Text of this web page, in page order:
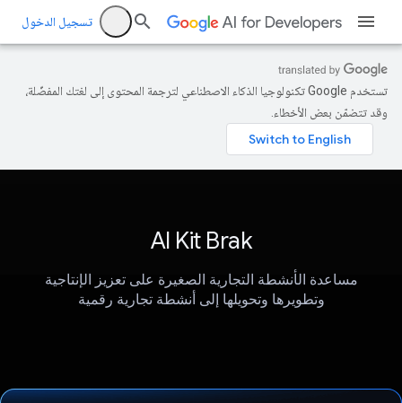
تسجيل الدخول
تستخدم Google تكنولوجيا الذكاء الاصطناعي لترجمة المحتوى إلى لغتك المفضّلة،
وقد تتضمّن بعض الأخطاء.
AI Kit Brak
مساعدة الأنشطة التجارية الصغيرة على تعزيز الإنتاجية
وتطويرها وتحويلها إلى أنشطة تجارية رقمية